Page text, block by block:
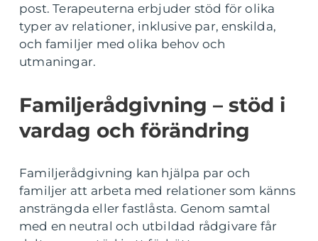
post. Terapeuterna erbjuder stöd för olika
typer av relationer, inklusive par, enskilda,
och familjer med olika behov och
utmaningar.
Familjerådgivning – stöd i
vardag och förändring
Familjerådgivning kan hjälpa par och
familjer att arbeta med relationer som känns
ansträngda eller fastlåsta. Genom samtal
med en neutral och utbildad rådgivare får